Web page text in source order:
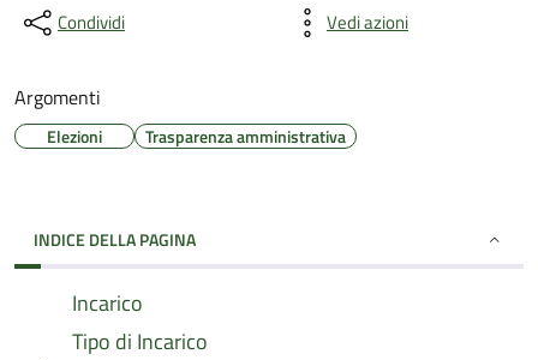
Condividi Vedi azioni
Argomenti
Elezioni Trasparenza amministrativa
INDICE DELLA PAGINA
Incarico
Tipo di Incarico